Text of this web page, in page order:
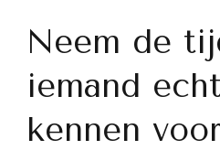
Neem de
iemand
kennen